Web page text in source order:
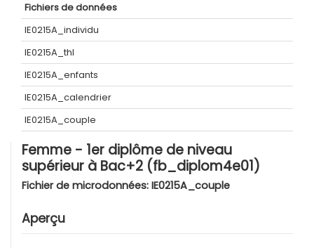
Fichiers de données
IE0215A_individu
IE0215A_thl
IE0215A_enfants
IE0215A_calendrier
IE0215A_couple
Femme - 1er diplôme de niveau
supérieur à Bac+2 (fb_diplom4e01)
Fichier de microdonnées: IE0215A_couple
Aperçu